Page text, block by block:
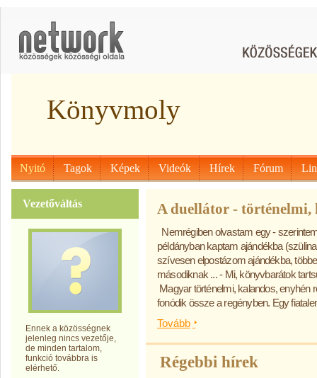
Könyvmoly
Nyitó Tagok Képek Videók Hírek Fórum
Vezetőváltás
Ennek a közösségnek
jelenleg nincs vezetője,
de minden tartalom,
funkció továbbra is
elérhető.
A duellátor - történelmi,
Nemrégiben olvastam egy -
példányban kaptam ajándékba
szívesen elpostázom ajándékba,
másodiknak ... - Mi, könyvbarátok
Magyar történelmi, kalandos, enyhén
fonódik össze a regényben. Egy
Tovább
Régebbi hírek